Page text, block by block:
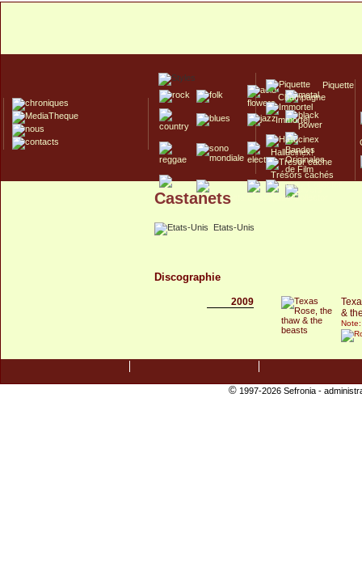
Piquette
Champagne
Immortel
Hallucinex!
Trésors cachés
Culte/Collector
Castanets
Etats-Unis
Discographie
2009
&
©1997-2026 Sefronia -